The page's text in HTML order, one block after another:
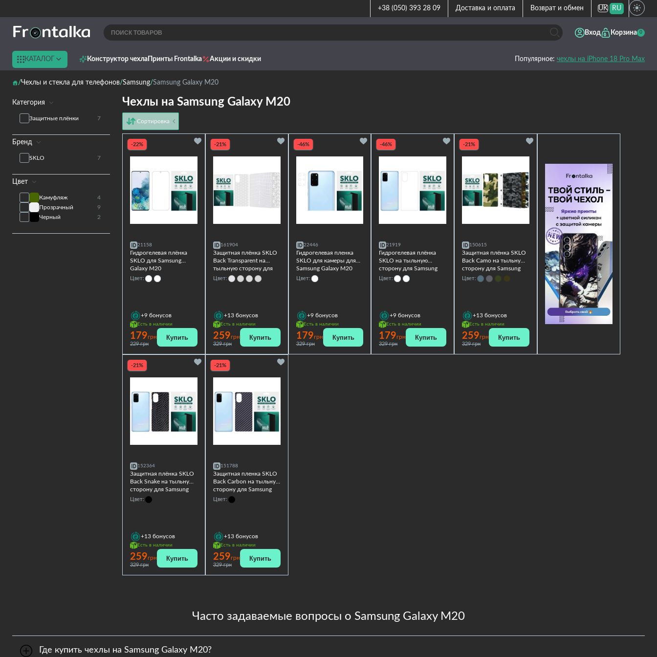
+38 (050) 393 28 09 Доставка и оплата Возврат и обмен UK RU
Вход Корзина 0
КАТАЛОГ Конструктор чехла Принты Frontalka Акции и скидки Популярное: чехлы на iPhone 18 Pro Max
Чехлы и стекла для телефонов Samsung Samsung Galaxy M20
Категория
Защитные плёнки 7
Бренд
SKLO 7
Цвет
Камуфляж
4
Прозрачный
9
Черный
2
Чехлы на Samsung Galaxy M20
Сортировка
от дешёвых к дорогим
от дорогих к дешёвым
-22%
21158
Гидрогелевая плёнка
SKLO для Samsung
Galaxy M20
Цвет:
+9 бонусов
Есть в наличии
179грн
229 грн
Купить
-21%
161904
Защитная плёнка SKLO
Back Transparent на
тыльную сторону для
Samsung Galaxy M20
Цвет:
+13 бонусов
Есть в наличии
259грн
329 грн
Купить
-46%
22446
Гидрогелевая пленка
SKLO для камеры для
Samsung Galaxy M20
Цвет:
+9 бонусов
Есть в наличии
179грн
329 грн
Купить
-46%
21919
Гидрогелевая плёнка
SKLO на тыльную
сторону для Samsung
Galaxy M20
Цвет:
+9 бонусов
Есть в наличии
179грн
329 грн
Купить
-21%
150615
Защитная плёнка SKLO
Back Camo на тыльную
сторону для Samsung
Galaxy M20
Цвет:
+13 бонусов
Есть в наличии
259грн
329 грн
Купить
-21%
152364
Защитная плёнка SKLO
Back Snake на тыльную
сторону для Samsung
Galaxy M20
Цвет:
+13 бонусов
Есть в наличии
259грн
329 грн
Купить
-21%
151788
Защитная пленка SKLO
Back Carbon на тыльную
сторону для Samsung
Galaxy M20
Цвет:
+13 бонусов
Есть в наличии
259грн
329 грн
Купить
Часто задаваемые вопросы о Samsung Galaxy M20
Где купить чехлы на Samsung Galaxy M20?